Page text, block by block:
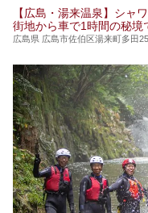
【広島・湯来温泉】シャ
街地から車で1時間の秘境
広島県 広島市佐伯区湯来町多田